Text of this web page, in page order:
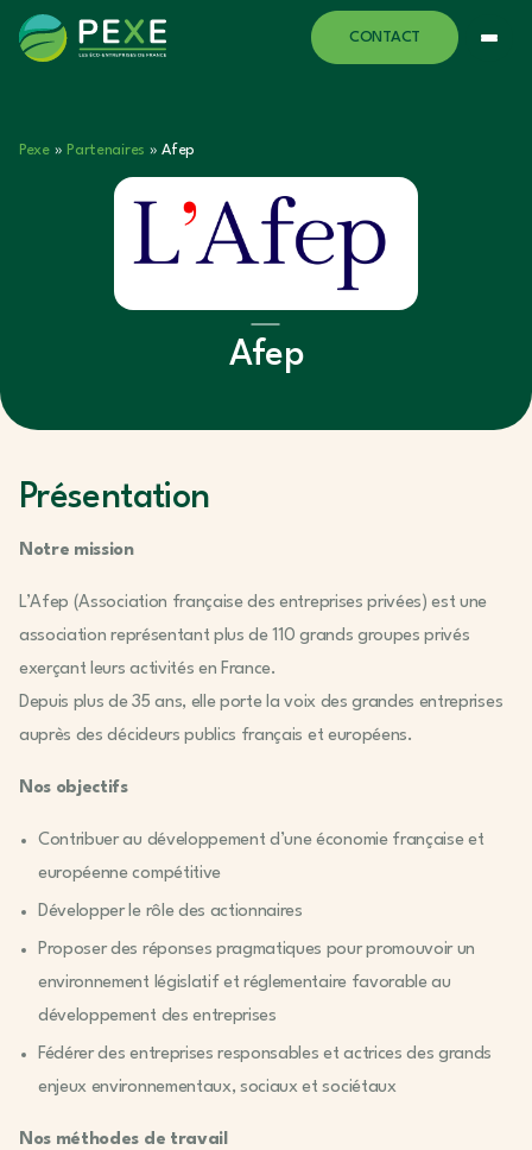
CONTACT
Pexe» Partenaires »Afep
Afep
Présentation
Notre mission
L’Afep (Association française des entreprises privées) est une
association représentant plus de 110 grands groupes privés
exerçant leurs activités en France.
Depuis plus de 35 ans, elle porte la voix des grandes entreprises
auprès des décideurs publics français et européens.
Nos objectifs
Contribuer au développement d’une économie française et
européenne compétitive
Développer le rôle des actionnaires
Proposer des réponses pragmatiques pour promouvoir un
environnement législatif et réglementaire favorable au
développement des entreprises
Fédérer des entreprises responsables et actrices des grands
enjeux environnementaux, sociaux et sociétaux
Nos méthodes de travail